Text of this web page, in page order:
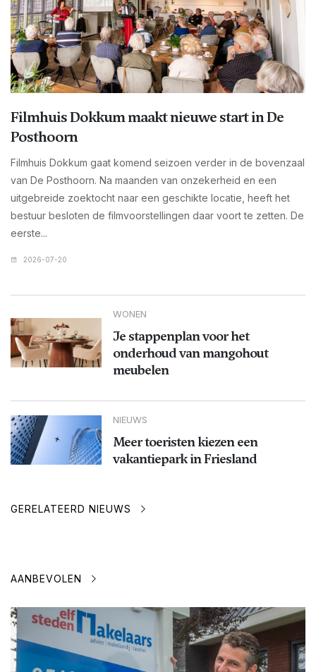
Filmhuis Dokkum maakt nieuwe start in De
Posthoorn
Filmhuis Dokkum gaat komend seizoen verder in de bovenzaal
van De Posthoorn. Na maanden van onzekerheid en een
uitgebreide zoektocht naar een geschikte locatie, heeft het
bestuur besloten de filmvoorstellingen daar voort te zetten. De
eerste...
2026-07-20
WONEN
Je stappenplan voor het
onderhoud van mangohout
meubelen
NIEUWS
Meer toeristen kiezen een
vakantiepark in Friesland
GERELATEERD NIEUWS
AANBEVOLEN